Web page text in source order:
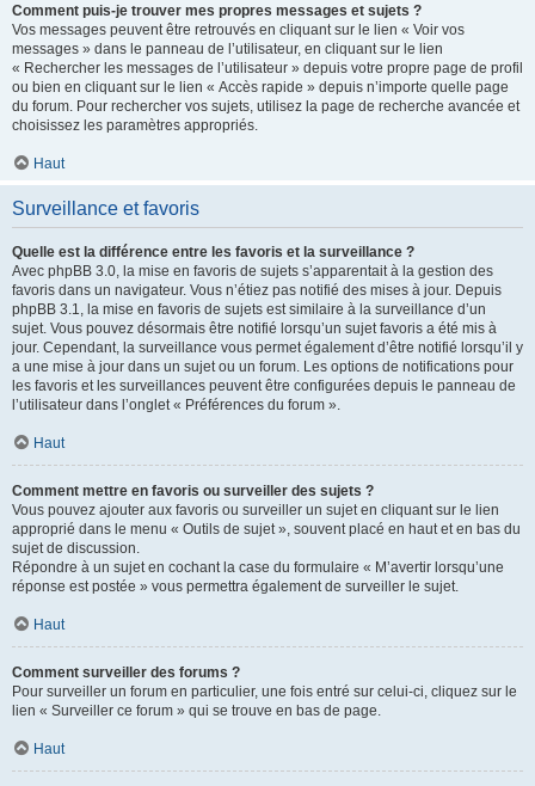
Comment puis-je trouver mes propres messages et sujets ?
Vos messages peuvent être retrouvés en cliquant sur le lien « Voir vos
messages » dans le panneau de l’utilisateur, en cliquant sur le lien
« Rechercher les messages de l’utilisateur » depuis votre propre page de profil
ou bien en cliquant sur le lien « Accès rapide » depuis n’importe quelle page
du forum. Pour rechercher vos sujets, utilisez la page de recherche avancée et
choisissez les paramètres appropriés.
Haut
Surveillance et favoris
Quelle est la différence entre les favoris et la surveillance ?
Avec phpBB 3.0, la mise en favoris de sujets s’apparentait à la gestion des
favoris dans un navigateur. Vous n’étiez pas notifié des mises à jour. Depuis
phpBB 3.1, la mise en favoris de sujets est similaire à la surveillance d’un
sujet. Vous pouvez désormais être notifié lorsqu’un sujet favoris a été mis à
jour. Cependant, la surveillance vous permet également d’être notifié lorsqu’il y
a une mise à jour dans un sujet ou un forum. Les options de notifications pour
les favoris et les surveillances peuvent être configurées depuis le panneau de
l’utilisateur dans l’onglet « Préférences du forum ».
Haut
Comment mettre en favoris ou surveiller des sujets ?
Vous pouvez ajouter aux favoris ou surveiller un sujet en cliquant sur le lien
approprié dans le menu « Outils de sujet », souvent placé en haut et en bas du
sujet de discussion.
Répondre à un sujet en cochant la case du formulaire « M’avertir lorsqu’une
réponse est postée » vous permettra également de surveiller le sujet.
Haut
Comment surveiller des forums ?
Pour surveiller un forum en particulier, une fois entré sur celui-ci, cliquez sur le
lien « Surveiller ce forum » qui se trouve en bas de page.
Haut